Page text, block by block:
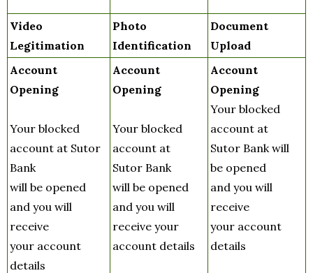
Video
Legitimation
Photo
Identification
Document
Upload
Account
Opening
Your blocked
account at Sutor
Bank
will be opened
and you will
receive
your account
details
Account
Opening
Your blocked
account at
Sutor Bank
will be opened
and you will
receive your
account details
Account
Opening
Your blocked
account at
Sutor Bank will
be opened
and you will
receive
your account
details